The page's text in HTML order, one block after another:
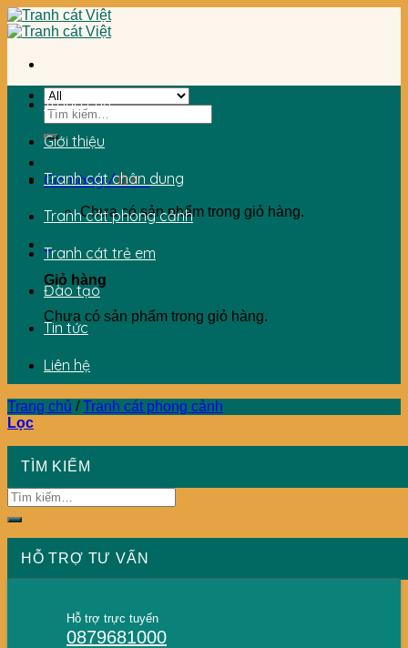
Skip
to
Tìm
kiếm:
Giỏ hàng /0₫ 0
Chưa có sản phẩm trong giỏ hàng.
0
Giỏ hàng
Chưa có sản phẩm trong giỏ hàng.
Trang chủ
Giới thiệu
Tranh cát chân dung
Tranh cát phong cảnh
Tranh cát trẻ em
Đào tạo
Tin tức
Liên hệ
Trang chủ / Tranh cát phong cảnh
Lọc
TÌM KIẾM
HỖ TRỢ TƯ VẤN
Hỗ trợ trực tuyến
0879681000